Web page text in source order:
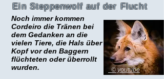
Ein Steppenwolf auf der Flucht
Noch immer kommen
Cordeiro die Tränen bei
dem Gedanken an die
vielen Tiere, die Hals über
Kopf vor den Baggern
flüchteten oder überrollt
wurden.
© youtube